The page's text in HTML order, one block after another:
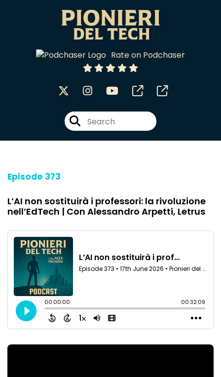
Rate on Podchaser
Episode 373
L’AI non sostituirà i professori: la rivoluzione
nell’EdTech | Con Alessandro Arpetti, Letrus